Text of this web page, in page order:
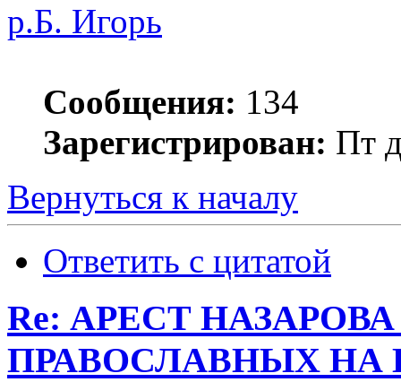
р.Б. Игорь
Сообщения: 134
Зарегистрирован: Пт
Вернуться к началу
Ответить с цитатой
Re: АРЕСТ
ПРАВОСЛАВНЫХ НА